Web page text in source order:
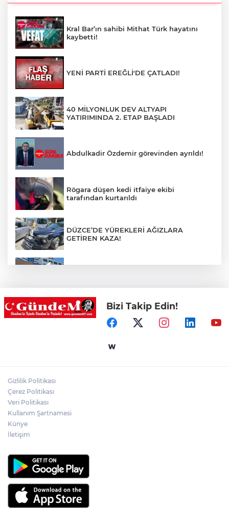
Kral Bar’ın sahibi Mithat Türk hayatını
kaybetti!
YENİ PARTİ EREĞLİ'DE ÇATLADI!
40 MİLYONLUK DEV ALTYAPI
YATIRIMINDA 2. ETAP BAŞLADI
Abdulkadir Özdemir görevinden ayrıldı!
Rögara düşen kedi itfaiye ekibi
tarafından kurtarıldı
DÜZCE’DE YÜREKLERİ AĞIZLARA
GETİREN KAZA!
Devrekli milli sporcu'dan uluslararası
başarı
Hastane Afet Planları Uygulayıcı eğitimi
Bizi Takip Edin!
Gizlilik Politikası
Çerez Politikası
Veri Politikası
Kullanım Şartnamesi
Künye
İletişim